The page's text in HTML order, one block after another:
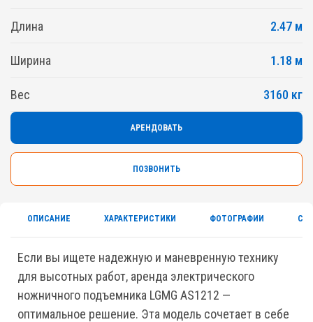
Длина 2.47 м
Ширина 1.18 м
Вес 3160 кг
АРЕНДОВАТЬ
ПОЗВОНИТЬ
ОПИСАНИЕ ХАРАКТЕРИСТИКИ ФОТОГРАФИИ
Если вы ищете надежную и маневренную технику
для высотных работ, аренда электрического
ножничного подъемника LGMG AS1212 —
оптимальное решение. Эта модель сочетает в себе